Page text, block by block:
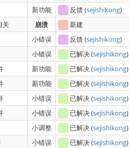
新功能 反馈(sejishikong)
关 崩溃 新建
小错误 反馈(sejishikong)
小错误 已解决(sejishikong)
新功能 已解决(sejishikong)
新功能 已解决(sejishikong)
小错误 已解决(sejishikong)
小错误 已解决(sejishikong)
小调整 已解决(sejishikong)
小错误 已解决(sejishikong)